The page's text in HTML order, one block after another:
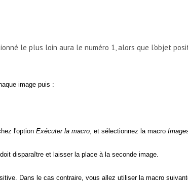
le plus loin aura le numéro 1, alors que l'objet
image puis :
l'option Exécuter la macro , et sélectionnez la macro
disparaître et laisser la place à la seconde image.
Dans le cas contraire, vous allez utiliser la macro